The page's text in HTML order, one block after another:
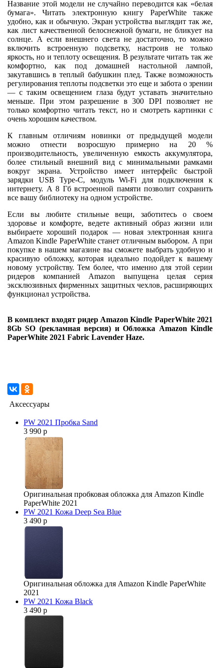
Название этой модели не случайно переводится как «белая
бумага». Читать электронную книгу PaperWhite также
удобно, как и обычную. Экран устройства выглядит так же,
как лист качественной белоснежной бумаги, не бликует на
солнце. А если внешнего света не достаточно, то можно
включить встроенную подсветку, настроив не только
яркость, но и теплоту освещения. В результате читать так же
комфортно, как под домашней настольной лампой,
закутавшись в теплый бабушкин плед. Также возможность
регулирования теплоты подсветки это еще и забота о зрении
— с таким освещением глаза будут уставать значительно
меньше. При этом разрешение в 300 DPI позволяет не
только комфортно читать текст, но и смотреть картинки с
очень хорошим качеством.
К главным отличиям новинки от предыдущей модели
можно отнести возросшую примерно на 20 %
производительность, увеличенную емкость аккумулятора,
более стильный внешний вид с минимальными рамками
вокруг экрана. Устройство имеет интерфейс быстрой
зарядки USB Type-C, модуль Wi-Fi для подключения к
интернету. А 8 Гб встроенной памяти позволит сохранить
все вашу библиотеку на одном устройстве.
Если вы любите стильные вещи, заботитесь о своем
здоровье и комфорте, ведете активный образ жизни или
выбираете хороший подарок — новая электронная книга
Amazon Kindle PaperWhite станет отличным выбором. А при
покупке в нашем магазине вы сможете выбрать удобную и
красивую обложку, которая идеально подойдет к вашему
новому устройству. Тем более, что именно для этой серии
ридеров компанией Amazon выпущена целая серия
эксклюзивных фирменных защитных чехлов, расширяющих
функционал устройства.
В комплект входят ридер Amazon Kindle PaperWhite 2021
8Gb SO (рекламная версия) и Обложка Amazon Kindle
PaperWhite 2021 Fabric Lavender Haze.
Аксессуары
PW 2021 Пробка Sand
3 990 р
Оригинальная пробковая обложка для Amazon Kindle
PaperWhite 2021
PW 2021 Кожа Deep Sea Blue
3 490 р
Оригинальная обложка для Amazon Kindle PaperWhite
2021
PW 2021 Кожа Black
3 490 р